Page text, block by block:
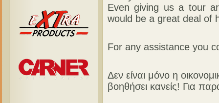
Even giving us a tour
would be a great deal of
For any assistance you
Δεν είναι μόνο η
βοηθήσει κανείς! Για